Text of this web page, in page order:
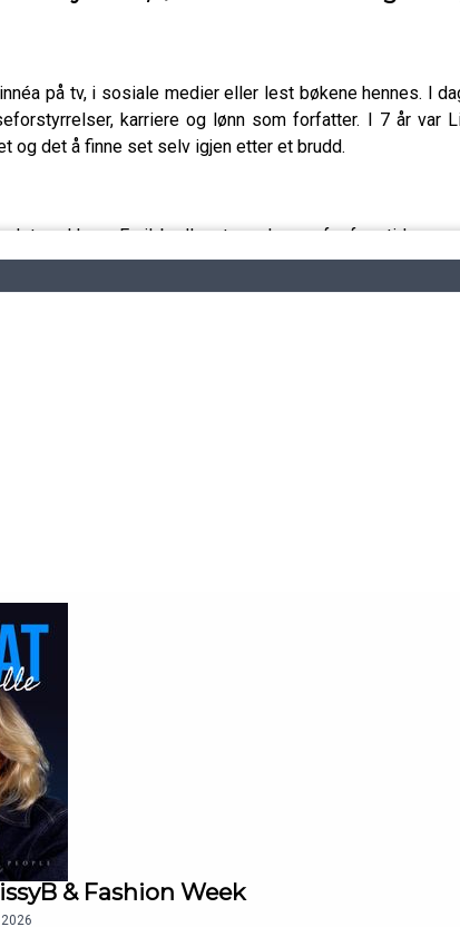
på tv, i sosiale medier eller lest bøkene hennes. I
karriere og lønn som forfatter. I 7 år var
og det å finne set selv igjen etter et brudd.
det snakk om Emil, bryllupet og planene for fremtiden.
& Fashion Week